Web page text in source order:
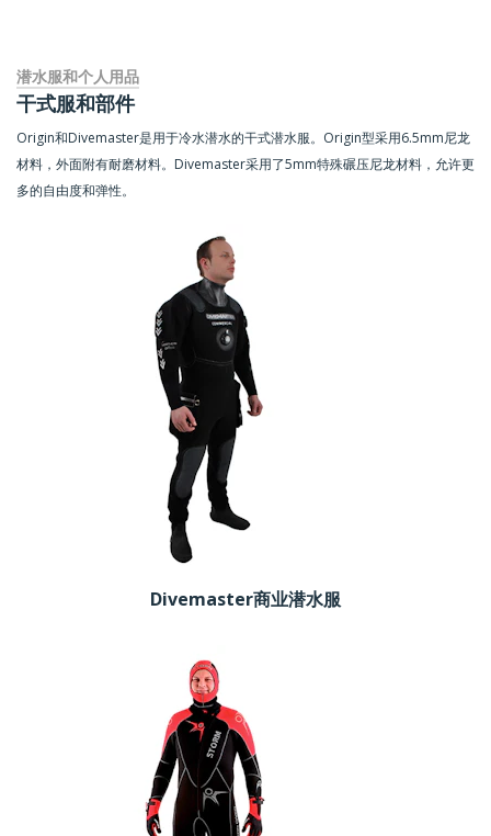
潜水服和个人用品
干式服和部件
Origin和Divemaster是用于冷水潜水的干式潜水服。Origin型采用6.5mm尼龙
材料，外面附有耐磨材料。Divemaster采用了5mm特殊碾压尼龙材料，允许更
多的自由度和弹性。
Divemaster商业潜水服